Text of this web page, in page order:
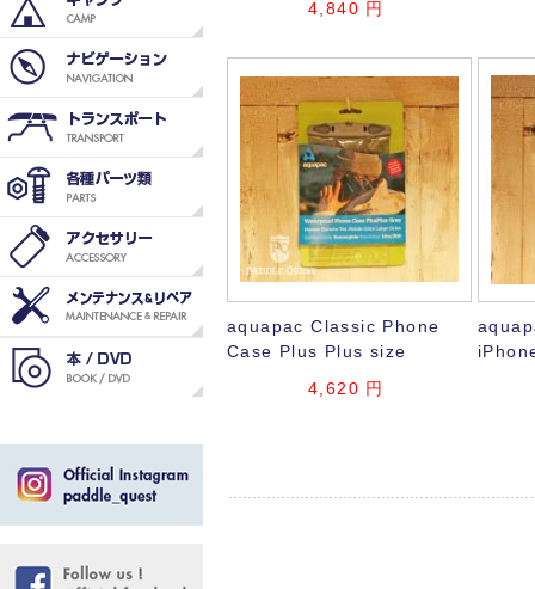
4,840 円
aquapac Classic Phone
Case Plus Plus size
4,620 円